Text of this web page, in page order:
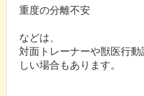
重度の分離不安
などは、
対面トレーナーや獣医行
しい場合もあります。